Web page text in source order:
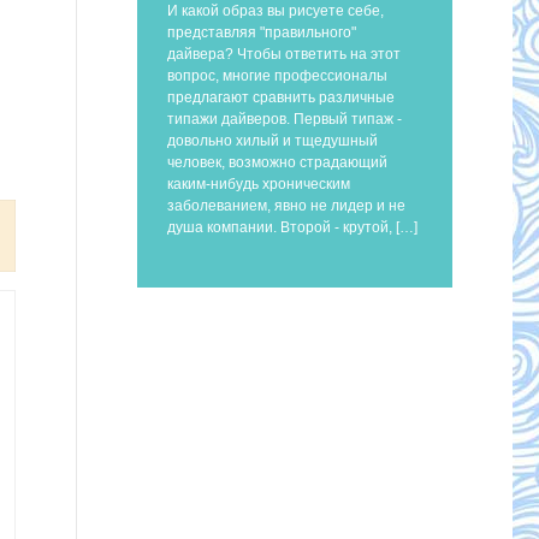
И какой образ вы рисуете себе,
представляя "правильного"
дайвера? Чтобы ответить на этот
вопрос, многие профессионалы
предлагают сравнить различные
типажи дайверов. Первый типаж -
довольно хилый и тщедушный
человек, возможно страдающий
каким-нибудь хроническим
заболеванием, явно не лидер и не
душа компании. Второй - крутой, […]